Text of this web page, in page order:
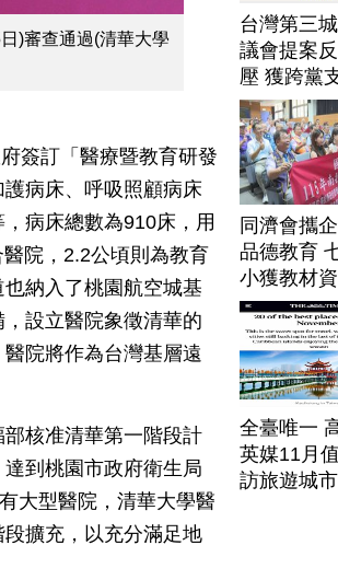
)審查通過(清華大學
簽訂「醫療暨教育研發
病床、呼吸照顧病床
病床總數為910床，用
院，2.2公頃則為教育
納入了桃園航空城基
設立醫院象徵清華的
院將作為台灣基層遠
核准清華第一階段計
到桃園市政府衛生局
大型醫院，清華大學醫
擴充，以充分滿足地
台灣第三
議會提案
壓 獲跨黨
同濟會攜
品德教育
小獲教材
全臺唯一
英媒11月
訪旅遊城市